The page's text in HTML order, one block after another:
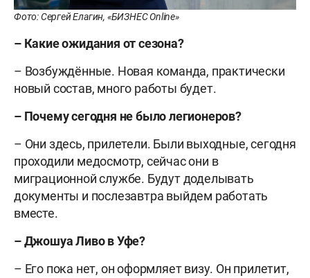
Фото: Сергей Елагин, «БИЗНЕС Online»
– Какие ожидания от сезона?
– Возбуждённые. Новая команда, практически
новый состав, много работы будет.
– Почему сегодня не было легионеров?
– Они здесь, прилетели. Были выходные, сегодня
проходили медосмотр, сейчас они в
миграционной службе. Будут доделывать
документы и послезавтра выйдем работать
вместе.
– Джошуа Ливо в Уфе?
– Его пока нет, он оформляет визу. Он прилетит,